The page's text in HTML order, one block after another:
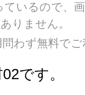
いるので、
りません。
わず無料で
です。